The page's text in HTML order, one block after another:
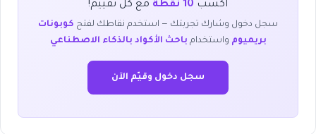
اكسب 10 نقطة مع كل تقييم!
سجل دخول وشارك تجربتك — استخدم نقاطك لفتح كوبونات
بريميوم واستخدام باحث الأكواد بالذكاء الاصطناعي
سجل دخول وقيّم الآن